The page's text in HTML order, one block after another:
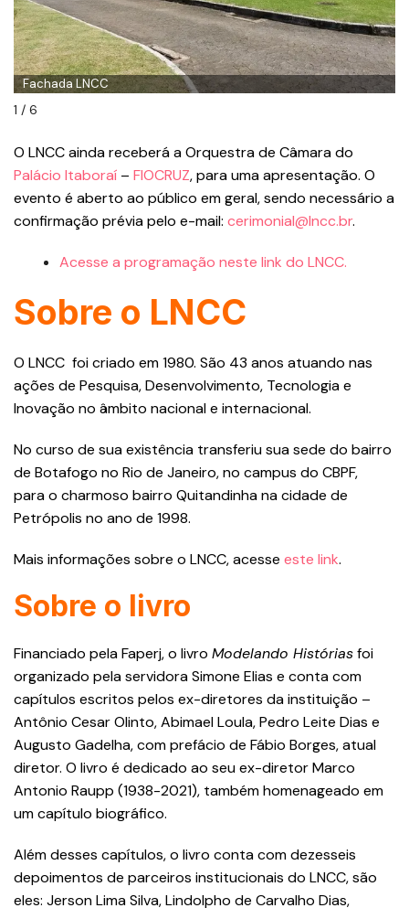
Fachada LNCC
1 / 6
O LNCC ainda receberá a Orquestra de Câmara do
Palácio Itaboraí – FIOCRUZ, para uma apresentação. O
evento é aberto ao público em geral, sendo necessário a
confirmação prévia pelo e-mail: cerimonial@lncc.br.
Acesse a programação neste link do LNCC.
Sobre o LNCC
O LNCC foi criado em 1980. São 43 anos atuando nas
ações de Pesquisa, Desenvolvimento, Tecnologia e
Inovação no âmbito nacional e internacional.
No curso de sua existência transferiu sua sede do bairro
de Botafogo no Rio de Janeiro, no campus do CBPF,
para o charmoso bairro Quitandinha na cidade de
Petrópolis no ano de 1998.
Mais informações sobre o LNCC, acesse este link.
Sobre o livro
Financiado pela Faperj, o livro Modelando Históriasfoi
organizado pela servidora Simone Elias e conta com
capítulos escritos pelos ex-diretores da instituição –
Antônio Cesar Olinto, Abimael Loula, Pedro Leite Dias e
Augusto Gadelha, com prefácio de Fábio Borges, atual
diretor. O livro é dedicado ao seu ex-diretor Marco
Antonio Raupp (1938-2021), também homenageado em
um capítulo biográfico.
Além desses capítulos, o livro conta com dezesseis
depoimentos de parceiros institucionais do LNCC, são
eles: Jerson Lima Silva, Lindolpho de Carvalho Dias,